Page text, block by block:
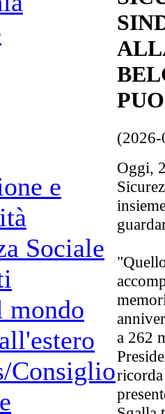
e
Sociale
mondo
Consiglio
Oggi,
a 262